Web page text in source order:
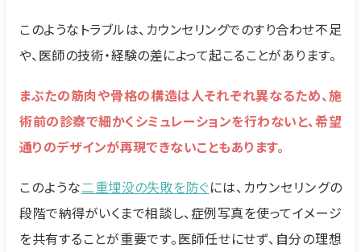
このようなトラブルは、カウンセリングでのすり合わせ不足
や、医師の技術・経験の差によって起こることがあります。
まぶたの筋肉や骨格の構造は人それぞれ異なるため、施
術前の診察で細かくシミュレーションを行わないと、希望
通りのデザインが再現できないこともあります。
このような二重埋没の失敗を防ぐには、カウンセリングの
段階で納得がいくまで相談し、症例写真を使ってイメージ
を共有することが重要です。医師任せにせず、自分の理想